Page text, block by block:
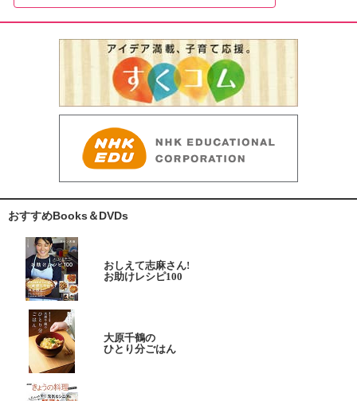
おすすめBooks＆DVDs
おしえて志麻さん!
お助けレシピ100
大原千鶴の
ひとり分ごはん